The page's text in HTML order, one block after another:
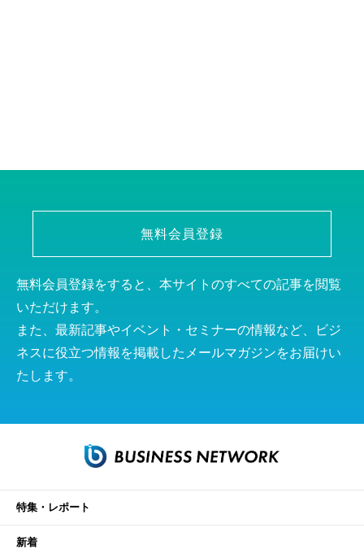
無料会員登録
無料会員登録をすると、本サイトのすべての記事を閲覧
いただけます。
また、最新記事やイベント・セミナーの情報など、ビジ
ネスに役立つ情報を掲載したメールマガジンをお届けい
たします。
特集・レポート
新着